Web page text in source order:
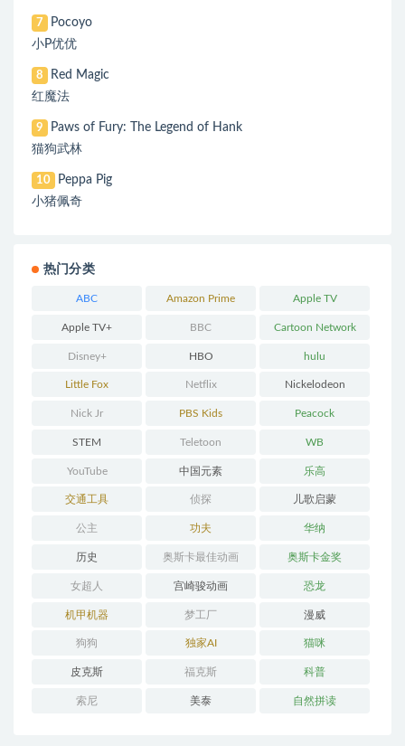
7
Pocoyo
小P优优
8
Red Magic
红魔法
9
Paws of Fury: The Legend of Hank
猫狗武林
10
Peppa Pig
小猪佩奇
热门分类
ABC Amazon Prime Apple TV
Apple TV+ BBC Cartoon Network
Disney+ HBO hulu
Little Fox Netflix Nickelodeon
Nick Jr PBS Kids Peacock
STEM Teletoon WB
YouTube 中国元素 乐高
交通工具 侦探 儿歌启蒙
公主 功夫 华纳
历史 奥斯卡最佳动画 奥斯卡金奖
女超人 宫崎骏动画 恐龙
机甲机器 梦工厂 漫威
狗狗 独家AI 猫咪
皮克斯 福克斯 科普
索尼 美泰 自然拼读